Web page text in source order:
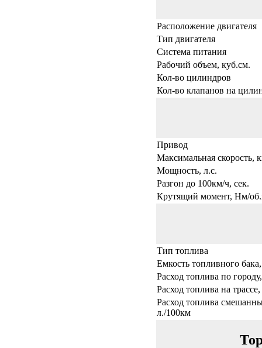
Расположение двигателя
Тип двигателя
Система питания
Рабочий объем, куб.см.
Кол-во цилиндров
Кол-во клапанов на
Привод
Максимальная скорость,
Мощность, л.с.
Разгон до 100км/ч, сек.
Крутящий момент, Нм/
Тип топлива
Емкость топливного
Расход топлива по
Расход топлива на
Расход топлива
л./100км